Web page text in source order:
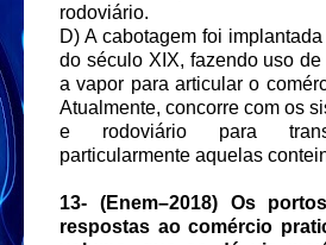
rodoviário.
D) A cabotagem foi
do século XIX, fazendo uso
a vapor para articular o
Atualmente, concorre com os
e rodoviário para
particularmente aquelas
13- (Enem–2018) Os
respostas ao comércio